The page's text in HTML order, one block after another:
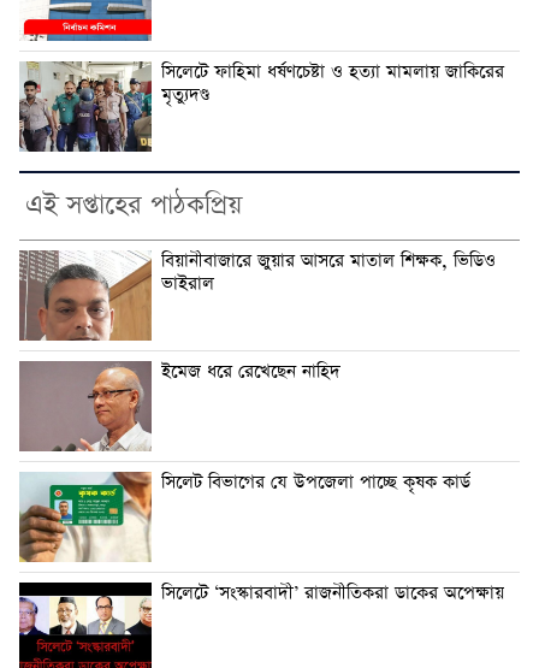
সিলেটে ফাহিমা ধর্ষণচেষ্টা ও হত্যা মামলায় জাকিরের
মৃত্যুদণ্ড
এই সপ্তাহের পাঠকপ্রিয়
বিয়ানীবাজারে জুয়ার আসরে মাতাল শিক্ষক, ভিডিও
ভাইরাল
ইমেজ ধরে রেখেছেন নাহিদ
সিলেট বিভাগের যে উপজেলা পাচ্ছে কৃষক কার্ড
সিলেটে ‘সংস্কারবাদী’ রাজনীতিকরা ডাকের অপেক্ষায়